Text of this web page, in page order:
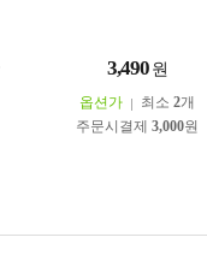
3,490 원
옵션가 최소 2개
주문시결제 3,000원